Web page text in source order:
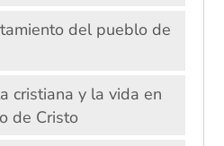
del pueblo de
cristiana y la vida en
de Cristo